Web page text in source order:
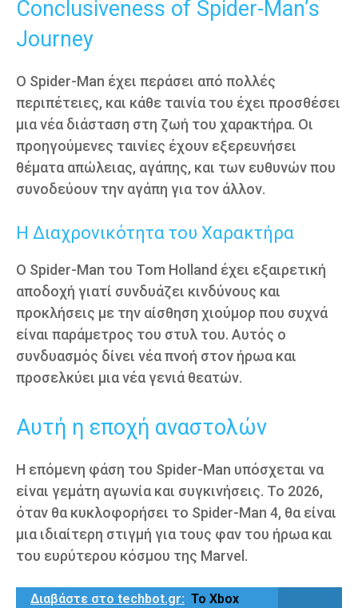
Conclusiveness of Spider-Man’s
Journey
Ο Spider-Man έχει περάσει από πολλές
περιπέτειες, και κάθε ταινία του έχει προσθέσει
μια νέα διάσταση στη ζωή του χαρακτήρα. Οι
προηγούμενες ταινίες έχουν εξερευνήσει
θέματα απώλειας, αγάπης, και των ευθυνών που
συνοδεύουν την αγάπη για τον άλλον.
Η Διαχρονικότητα του Χαρακτήρα
Ο Spider-Man του Tom Holland έχει εξαιρετική
αποδοχή γιατί συνδυάζει κινδύνους και
προκλήσεις με την αίσθηση χιούμορ που συχνά
είναι παράμετρος του στυλ του. Αυτός ο
συνδυασμός δίνει νέα πνοή στον ήρωα και
προσελκύει μια νέα γενιά θεατών.
Αυτή η εποχή αναστολών
Η επόμενη φάση του Spider-Man υπόσχεται να
είναι γεμάτη αγωνία και συγκινήσεις. Το 2026,
όταν θα κυκλοφορήσει το Spider-Man 4, θα είναι
μια ιδιαίτερη στιγμή για τους φαν του ήρωα και
του ευρύτερου κόσμου της Marvel.
Διαβάστε στο techbot.gr: Το Xbox